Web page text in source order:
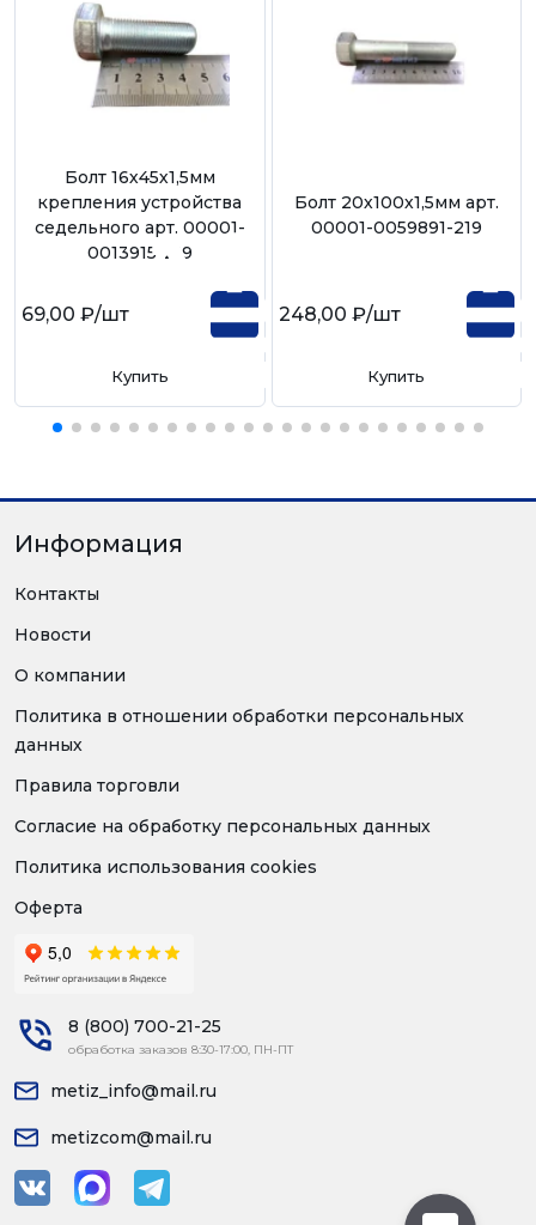
Болт 16х45х1,5мм
крепления устройства
седельного арт. 00001-
0013915-219
69,00 ₽/шт
Купить
Болт 20х100х1,5мм арт.
00001-0059891-219
248,00 ₽/шт
Купить
Информация
Контакты
Новости
О компании
Политика в отношении обработки персональных
данных
Правила торговли
Согласие на обработку персональных данных
Политика использования cookies
Оферта
8 (800) 700-21-25
обработка заказов 8:30-17:00, ПН-ПТ
metiz_info@mail.ru
metizcom@mail.ru